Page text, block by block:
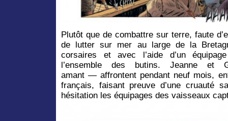
Plutôt que de combattre sur terre, faute
de lutter sur mer au large de la
corsaires et avec l’aide d’un
l’ensemble des butins. Jeanne et
amant — affrontent pendant neuf mois,
français, faisant preuve d’une cruauté
hésitation les équipages des vaisseaux